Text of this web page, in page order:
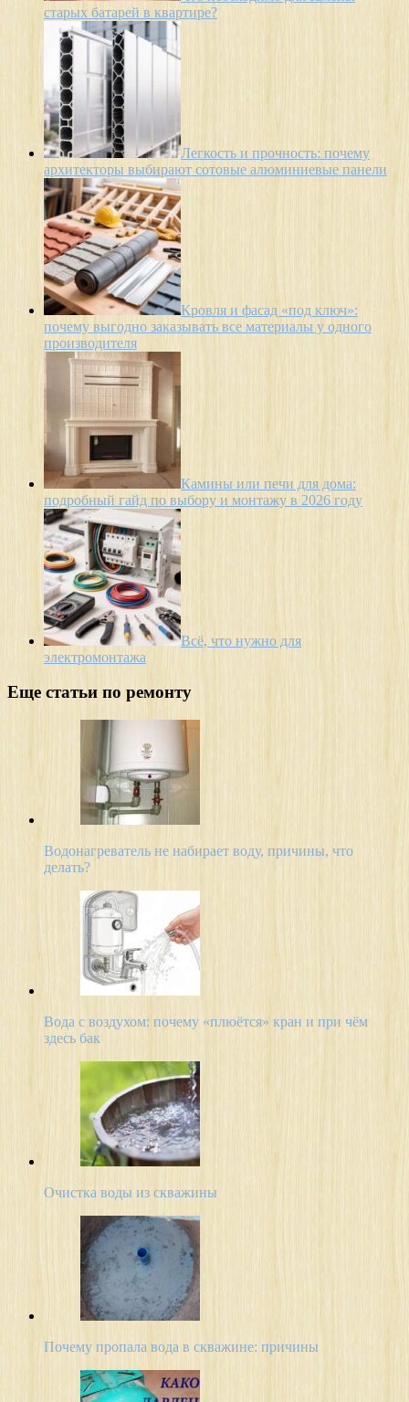
старых батарей в квартире?
Легкость и прочность: почему
архитекторы выбирают сотовые алюминиевые панели
Кровля и фасад «под ключ»:
почему выгодно заказывать все материалы у одного
производителя
Камины или печи для дома:
подробный гайд по выбору и монтажу в 2026 году
Всё, что нужно для
электромонтажа
Еще статьи по ремонту
Водонагреватель не набирает воду, причины, что
делать?
Вода с воздухом: почему «плюётся» кран и при чём
здесь бак
Очистка воды из скважины
Почему пропала вода в скважине: причины